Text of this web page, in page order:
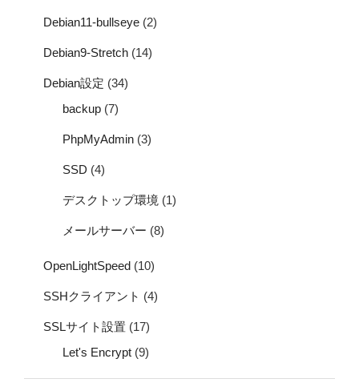
Debian11-bullseye (2)
Debian9-Stretch (14)
Debian設定 (34)
backup (7)
PhpMyAdmin (3)
SSD (4)
デスクトップ環境 (1)
メールサーバー (8)
OpenLightSpeed (10)
SSHクライアント (4)
SSLサイト設置 (17)
Let's Encrypt (9)